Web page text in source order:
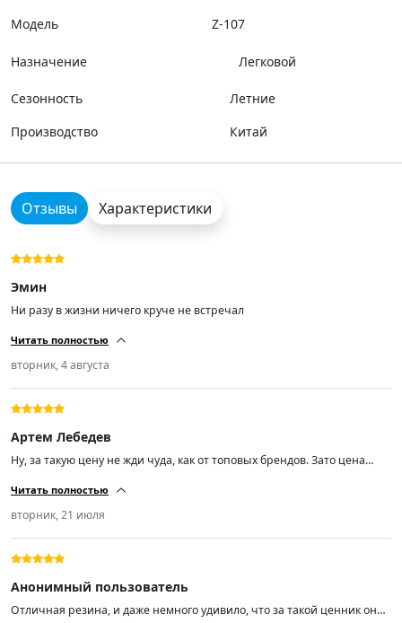
Модель
Z-107
Назначение Легковой
Сезонность
Летние
Производство
Китай
Отзывы Характеристики
Эмин
Ни разу в жизни ничего круче не встречал
Читать полностью
вторник, 4 августа
Артем Лебедев
Ну, за такую цену не жди чуда, как от топовых брендов. Зато цена
нашёл.
Читать полностью
вторник, 21 июля
Анонимный пользователь
Отличная резина, и даже немного удивило, что за такой ценник она